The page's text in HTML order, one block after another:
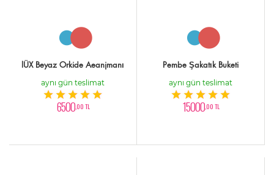
lÜX Beyaz Orkide Aeanjmanı
aynı gün teslimat
6500,00 TL
Pembe Şakatık Buketi
aynı gün teslimat
15000,00 TL